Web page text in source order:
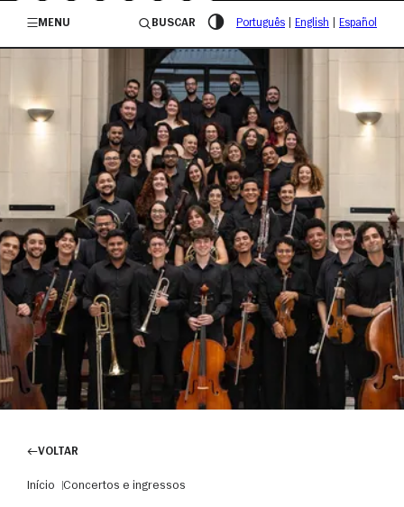
/governosp
MENU
BUSCAR Português English Español
VOLTAR
Início Concertos e ingressos